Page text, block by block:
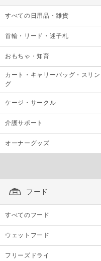
すべての日用品・雑貨
首輪・リード・迷子札
おもちゃ・知育
カート・キャリーバッグ・スリン
グ
ケージ・サークル
介護サポート
オーナーグッズ
フード
すべてのフード
ウェットフード
フリーズドライ